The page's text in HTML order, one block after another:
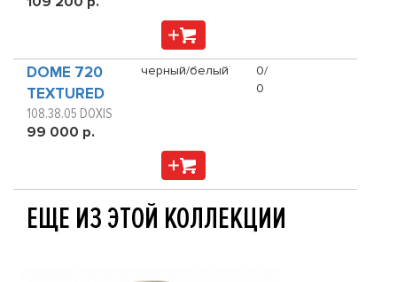
DOME 720
TEXTURED
108.38.05 DOXIS
99 000 р.
черный/белый
0/
0
ЕЩЕ ИЗ ЭТОЙ КОЛЛЕКЦИИ